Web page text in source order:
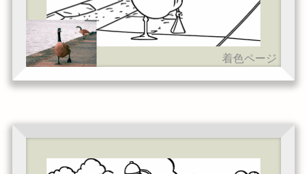
着色ページ